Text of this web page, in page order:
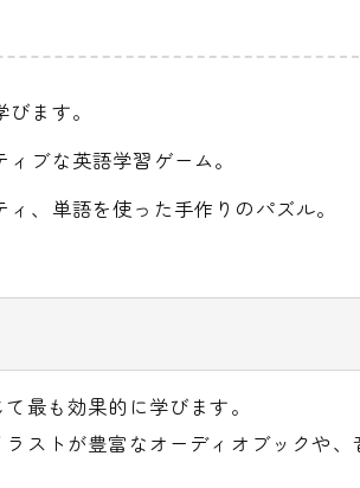
ます。
ブな英語学習ゲーム。
、単語を使った手作りのパズル。
最も効果的に学びます。
ストが豊富なオーディオブックや